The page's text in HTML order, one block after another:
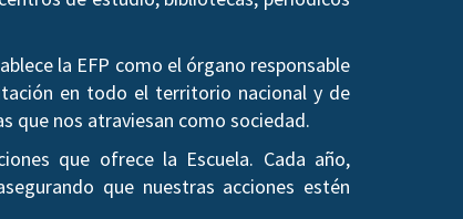
la EFP como el órgano responsable
en todo el territorio nacional y de
que nos atraviesan como sociedad.
que ofrece la Escuela. Cada año,
que nuestras acciones estén